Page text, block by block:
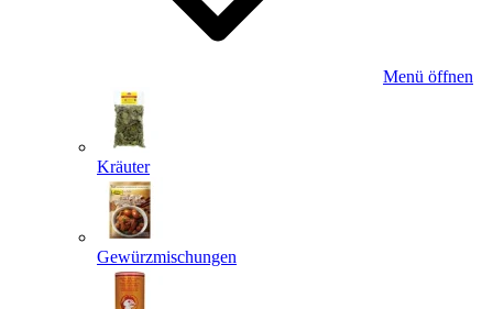
Menü öffnen
Kräuter
Gewürzmischungen